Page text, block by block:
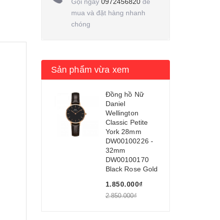
mua và đặt hàng nhanh
chóng
Sản phẩm vừa xem
Đồng hồ Nữ
Daniel
Wellington
Classic Petite
York 28mm
DW00100226 -
32mm
DW00100170
Black Rose Gold
1.850.000₫
2.850.000₫